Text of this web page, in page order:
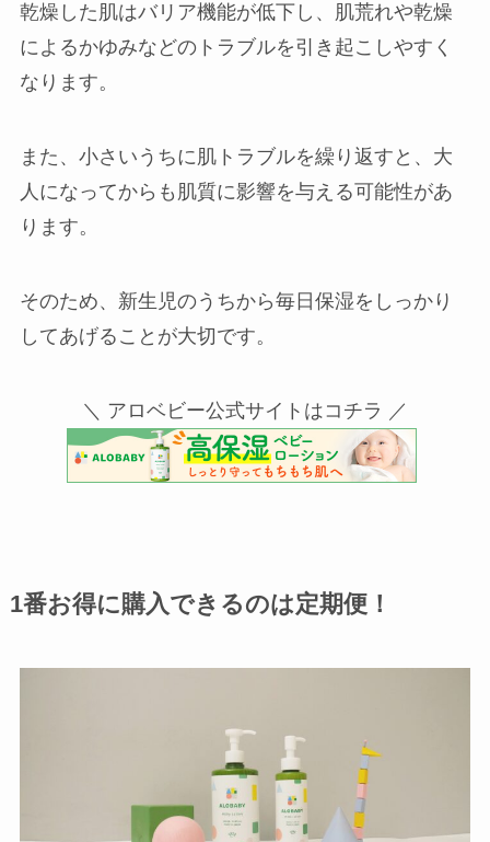
乾燥した肌はバリア機能が低下し、肌荒れや乾燥
によるかゆみなどのトラブルを引き起こしやすく
なります。
また、小さいうちに肌トラブルを繰り返すと、大
人になってからも肌質に影響を与える可能性があ
ります。
そのため、新生児のうちから毎日保湿をしっかり
してあげることが大切です。
＼ アロベビー公式サイトはコチラ ／
1番お得に購入できるのは定期便！